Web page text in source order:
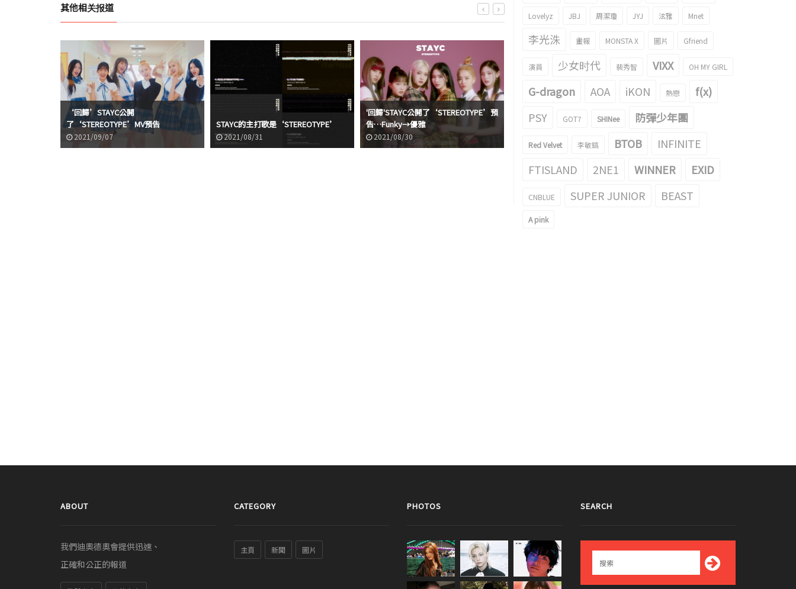
其他相关报道
‘回歸’STAYC公開
了‘STEREOTYPE’MV預告
2021/09/07
STAYC的主打歌是‘STEREOTYPE’
2021/08/31
'回歸'STAYC公開了‘STEREOTYPE’預
告…Funky→優雅
2021/08/30
STAYC公開了ISA和SEEUN
的‘STEREOTYPE’預告…清純
STAYC 秀珉和ISA的Ending妖精gif成爲
了話題！
Lovelyz JBJ 周潔瓊 JYJ 泫雅 Mnet
李光洙 畫報 MONSTA X 圖片 Gfriend
演員 少女时代 裴秀智 VIXX OH MY GIRL
G-dragon AOA iKON 熱戀
f(x)
PSY
GOT7 SHINee 防彈少年團
Red Velvet 李敏鎬 BTOB
INFINITE
FTISLAND
2NE1 WINNER EXID
CNBLUE SUPER JUNIOR BEAST
A pink
ABOUT
我們迪奧德奧會提供迅速、
正確和公正的報道
CATEGORY
主頁 新聞 圖片
PHOTOS SEARCH